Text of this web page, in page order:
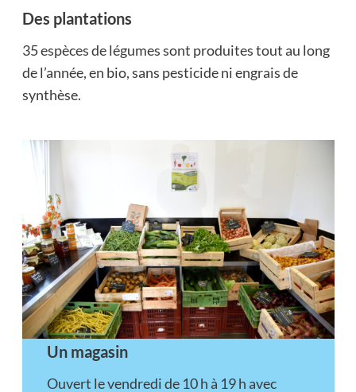
Des plantations
35 espèces de légumes sont produites tout au long
de l’année, en bio, sans pesticide ni engrais de
synthèse.
Un magasin
Ouvert le vendredi de 10 h à 19 h avec